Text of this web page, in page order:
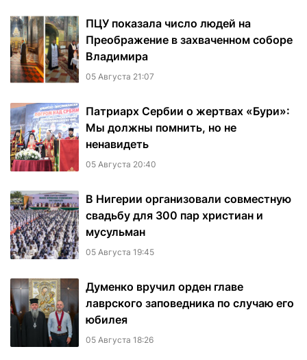
ПЦУ показала число людей на
Преображение в захваченном соборе
Владимира
05 Августа 21:07
Патриарх Сербии о жертвах «Бури»:
Мы должны помнить, но не
ненавидеть
05 Августа 20:40
В Нигерии организовали совместную
свадьбу для 300 пар христиан и
мусульман
05 Августа 19:45
Думенко вручил орден главе
лаврского заповедника по случаю его
юбилея
05 Августа 18:26